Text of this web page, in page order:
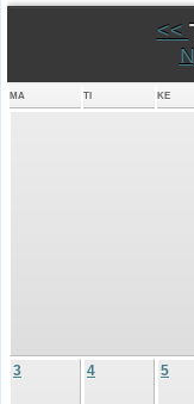
<<
MA TI KE
3 4 5